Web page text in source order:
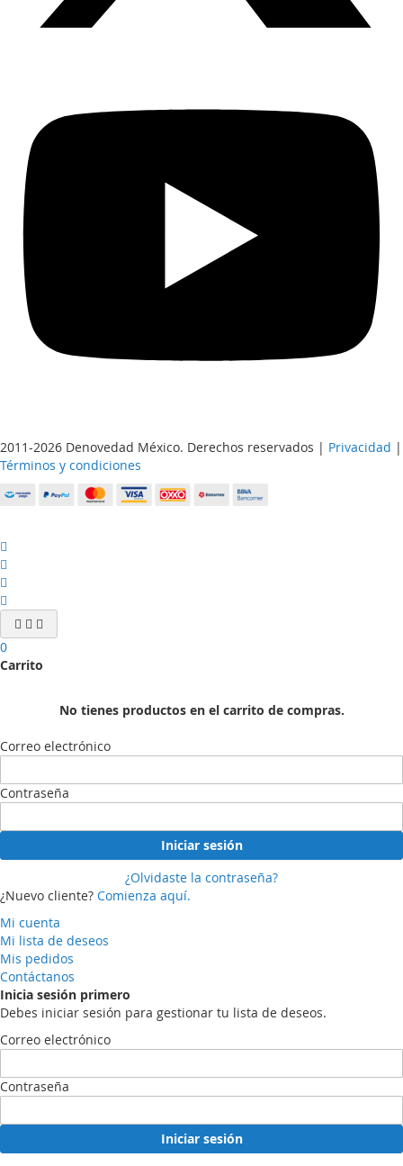
2011-2026 Denovedad México. Derechos reservados | Privacidad |
Términos y condiciones
0
Carrito
No tienes productos en el carrito de compras.
Correo electrónico
Contraseña
Iniciar sesión
¿Olvidaste la contraseña?
¿Nuevo cliente? Comienza aquí.
Mi cuenta
Mi lista de deseos
Mis pedidos
Contáctanos
Inicia sesión primero
Debes iniciar sesión para gestionar tu lista de deseos.
Correo electrónico
Contraseña
Iniciar sesión